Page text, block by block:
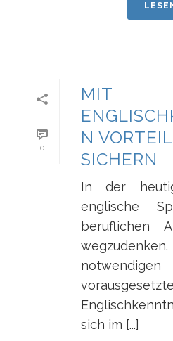
0
MIT
N
SICHERN
In der
englische
beruflichen
sich im [...]